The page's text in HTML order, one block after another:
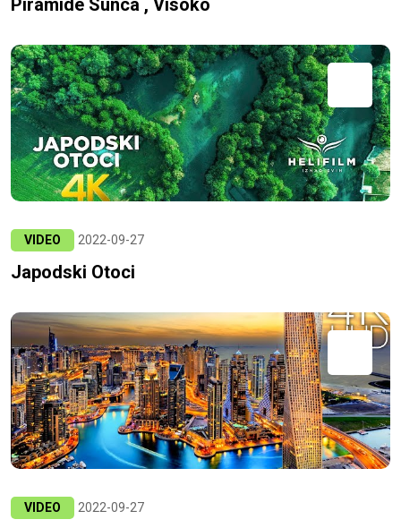
Piramide Sunca , Visoko
VIDEO 2022-09-27
Japodski Otoci
VIDEO 2022-09-27